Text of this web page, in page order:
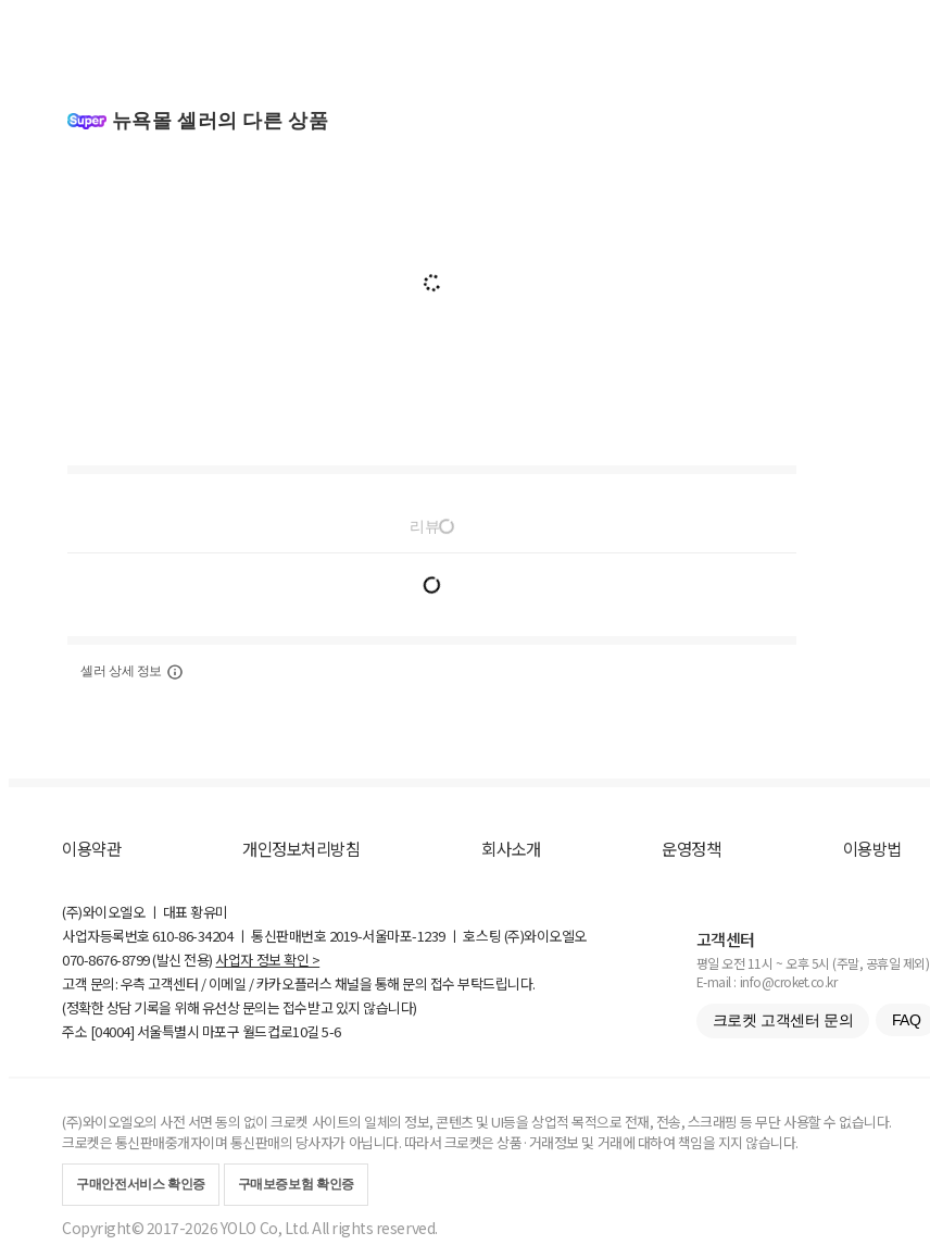
뉴욕몰 셀러의 다른 상품
리뷰
셀러 상세 정보
이용약관 개인정보처리방침 회사소개 운영정책 이용방법
(주)와이오엘오 ㅣ 대표 황유미
사업자등록번호610-86-34204ㅣ 통신판매번호 2019-서울마포-1239 ㅣ 호스팅 (주)와이오엘오
070-8676-8799 (발신 전용) 사업자 정보 확인 >
고객 문의: 우측 고객센터 / 이메일 / 카카오플러스 채널을 통해 문의 접수 부탁드립니다.
(정확한 상담 기록을 위해 유선상 문의는 접수받고 있지 않습니다)
주소 [04004] 서울특별시 마포구 월드컵로10길5-6
고객센터
평일 오전 11시 ~ 오후 5시 (주말, 공휴일 제외)
E-mail : info@croket.co.kr
크로켓 고객센터 문의 FAQ
(주)와이오엘오의 사전 서면 동의 없이 크로켓 사이트의 일체의 정보, 콘텐츠 및 UI등을 상업적 목적으로 전재, 전송, 스크래핑 등 무단 사용할 수 없습니다.
크로켓은 통신판매중개자이며 통신판매의 당사자가 아닙니다. 따라서 크로켓은 상품·거래정보 및 거래에 대하여 책임을 지지 않습니다.
구매안전서비스 확인증 구매보증보험 확인증
Copyright© 2017-2026 YOLO Co, Ltd. All rights reserved.